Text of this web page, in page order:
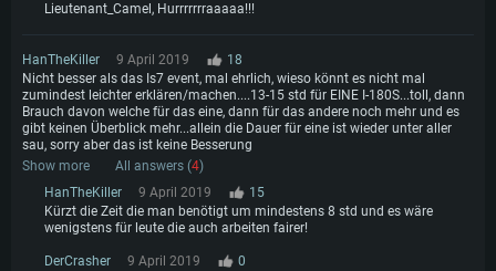
Lieutenant_Camel, Hurrrrrrraaaaa!!!
HanTheKiller 9 April 2019
18
Nicht besser als das Is7 event, mal ehrlich, wieso könnt es nicht mal
zumindest leichter erklären/machen....13-15 std für EINE I-180S...toll, dann
Brauch davon welche für das eine, dann für das andere noch mehr und es
gibt keinen Überblick mehr...allein die Dauer für eine ist wieder unter aller
sau, sorry aber das ist keine Besserung
Show more
All answers (4)
HanTheKiller
9 April 2019
15
Kürzt die Zeit die man benötigt um mindestens 8 std und es wäre
wenigstens für leute die auch arbeiten fairer!
DerCrasher 9 April 2019
0